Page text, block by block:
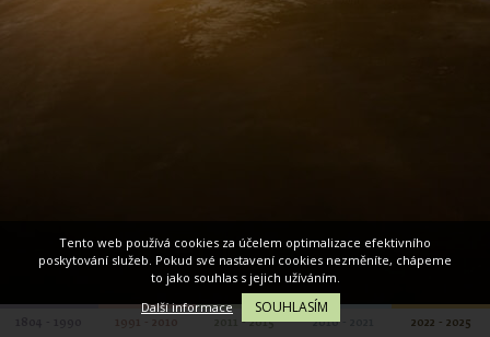
2011 - 2015 2016 - 2021 2022 - 2025
Tento web používá cookies za účelem optimalizace efektivního
poskytování služeb. Pokud své nastavení cookies nezměníte, chápeme
to jako souhlas s jejich užíváním.
Další informace
SOUHLASÍM